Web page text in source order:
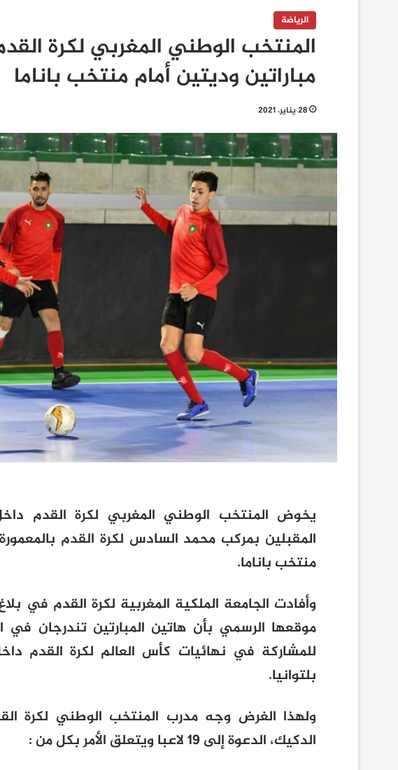
الرياضة
المنتخب الوطني المغربي لكرة
مباراتين وديتين أمام منتخب باناما
28 يناير، 2021
يخوض المنتخب الوطني المغربي لكرة القدم
المقبلين بمركب محمد السادس لكرة القدم
منتخب باناما.
وأفادت الجامعة الملكية المغربية لكرة القدم في
موقعها الرسمي بأن هاتين المبارتين تندرجان في
للمشاركة في نهائيات كأس العالم لكرة القدم
بلتوانيا.
ولهذا الغرض وجه مدرب المنتخب الوطني لكرة
الدكيك، الدعوة إلى 19 لاعبا ويتعلق الأمر بكل من :